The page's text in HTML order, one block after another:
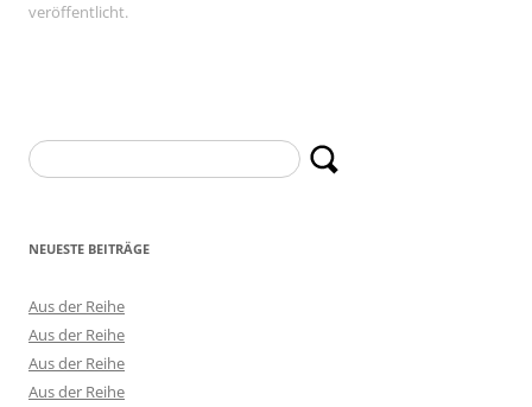
veröffentlicht.
Suchen
nach:
NEUESTE BEITRÄGE
Aus der Reihe
Aus der Reihe
Aus der Reihe
Aus der Reihe